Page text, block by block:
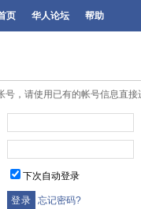
页 华人论坛 帮助
号，请使用已有的帐号信息直
下次自动登录
忘记密码?